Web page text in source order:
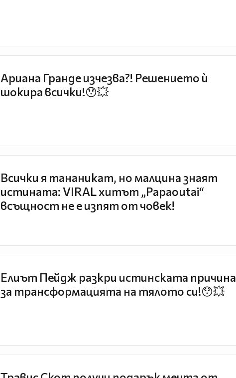
Ариана Гранде изчезва?! Решението ѝ
шокира всички!😯💥
Всички я тананикат, но малцина знаят
истината: VIRAL хитът „Papaoutai“
всъщност не е изпят от човек!
Елиът Пейдж разкри истинската причина
за трансформацията на тялото си!😯💥